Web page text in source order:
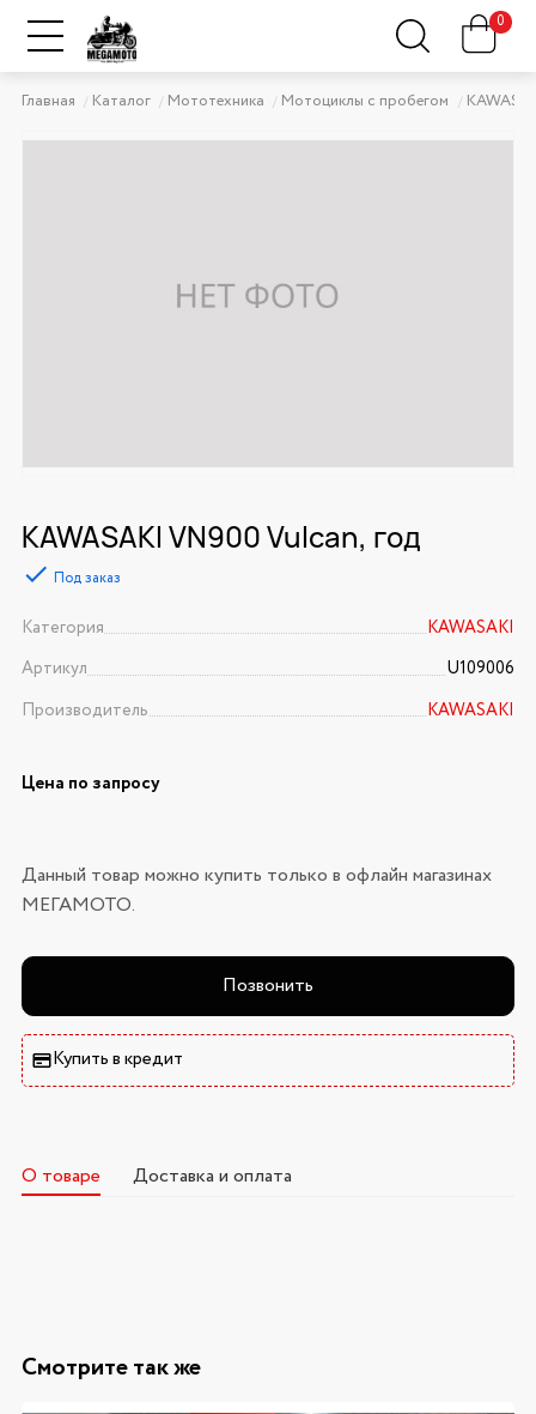
0
Главная Каталог Мототехника Мотоциклы с пробегом
KAWASAKI VN900 Vulcan, год
Под заказ
Категория
KAWASAKI
Артикул
U109006
Производитель
KAWASAKI
Цена по запросу
Данный товар можно купить только в офлайн магазинах
МЕГАМОТО.
Позвонить
Купить в кредит
О товаре Доставка и оплата
Смотрите так же